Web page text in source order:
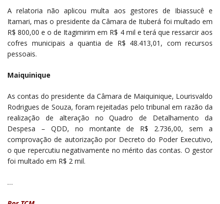
A relatoria não aplicou multa aos gestores de Ibiassucê e
Itamari, mas o presidente da Câmara de Ituberá foi multado em
R$ 800,00 e o de Itagimirim em R$ 4 mil e terá que ressarcir aos
cofres municipais a quantia de R$ 48.413,01, com recursos
pessoais.
Maiquinique
As contas do presidente da Câmara de Maiquinique, Lourisvaldo
Rodrigues de Souza, foram rejeitadas pelo tribunal em razão da
realização de alteração no Quadro de Detalhamento da
Despesa – QDD, no montante de R$ 2.736,00, sem a
comprovação de autorização por Decreto do Poder Executivo,
o que repercutiu negativamente no mérito das contas. O gestor
foi multado em R$ 2 mil.
…